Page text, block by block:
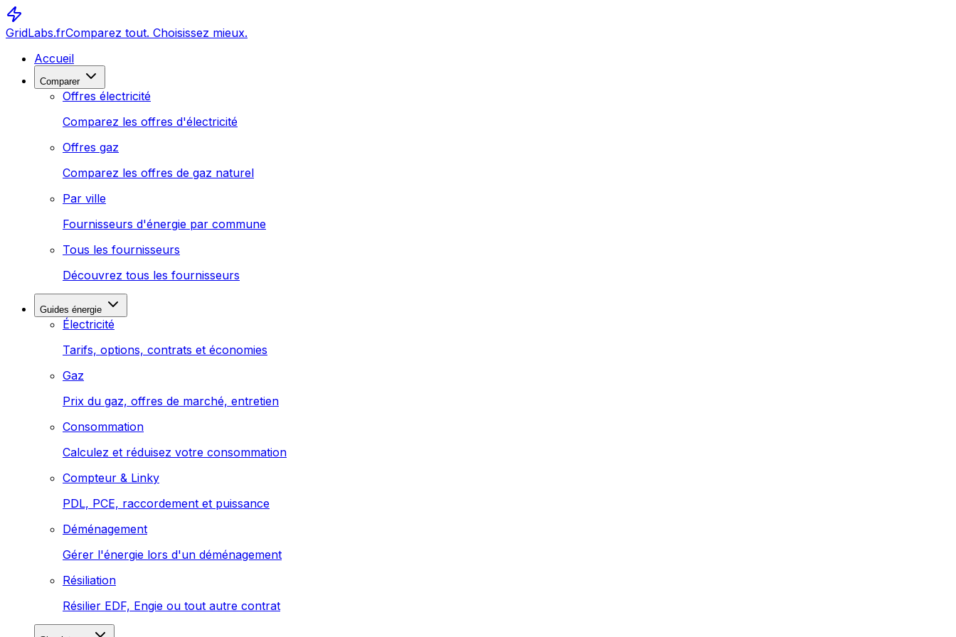
GridLabs.frComparez tout. Choisissez mieux.
Accueil
Comparer
Offres électricité
Comparez les offres d'électricité
Offres gaz
Comparez les offres de gaz naturel
Par ville
Fournisseurs d'énergie par commune
Tous les fournisseurs
Découvrez tous les fournisseurs
Guides énergie
Électricité
Tarifs, options, contrats et économies
Gaz
Prix du gaz, offres de marché, entretien
Consommation
Calculez et réduisez votre consommation
Compteur & Linky
PDL, PCE, raccordement et puissance
Déménagement
Gérer l'énergie lors d'un déménagement
Résiliation
Résilier EDF, Engie ou tout autre contrat